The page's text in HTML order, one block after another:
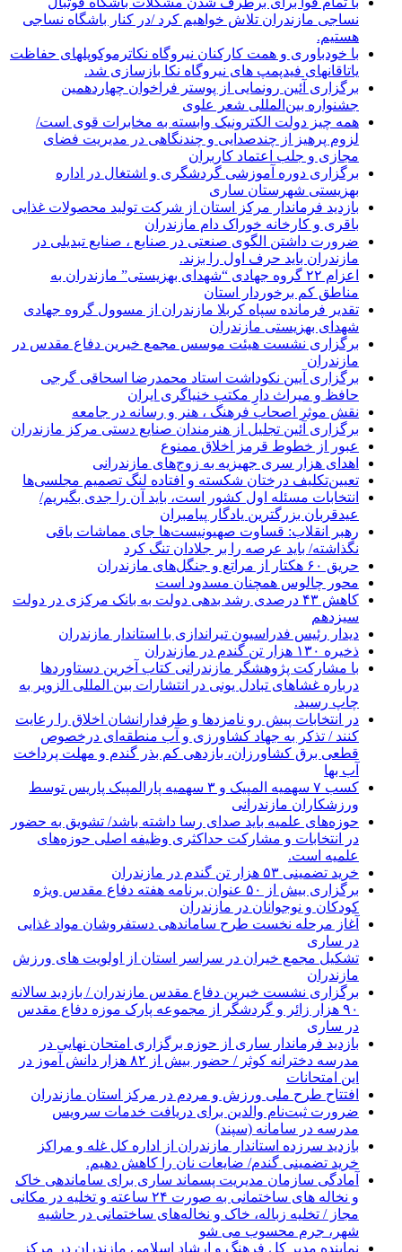
نساجی مازندران تلاش خواهیم کرد /در کنار باشگاه نساجی
هستیم.
با خودباوری و همت کارکنان نیروگاه نکاترموکوپلهای حفاظت
یاتاقانهای فیدپمپ های نیروگاه نکا بازسازی شد.
برگزاری آئین رونمایی از پوستر فراخوان چهاردهمین
جشنواره بین‌المللی شعر علوی
همه چیز دولت الکترونیک وابسته به مخابرات قوی است/
لزوم پرهیز از چندصدایی و چندنگاهی در مدیریت فضای
مجازی و جلب اعتماد کاربران
برگزاری دوره آموزشی گردشگری و اشتغال در اداره
بهزیستی شهرستان ساری
بازدید فرماندار مرکز استان از شرکت تولید محصولات غذایی
باقری و کارخانه خوراک دام مازندران
ضرورت داشتن الگوی صنعتی در صنایع ، صنایع تبدیلی در
مازندران باید حرف اول را بزند.
اعزام ۲۲ گروه جهادی “شهدای بهزیستی” مازندران به
مناطق کم برخوردار استان
تقدیر فرمانده سپاه کربلا مازندران از مسوول گروه جهادی
شهدای بهزیستی مازندران
برگزاری نشست هیئت موسس مجمع خیرین دفاع مقدس در
مازندران
برگزاری آیین نکوداشت استاد محمدرضا اسحاقی گرجی
حافظ و میراث دارِ مکتب خنیاگری ایران
نقش موثر اصحاب فرهنگ ، هنر و رسانه در جامعه
برگزاری آئین تجلیل از هنرمندان صنایع دستی مرکز مازندران
عبور از خطوط قرمز اخلاق ممنوع
اهدای هزار سری جهیزیه به زوج‌های مازندرانی
تعیین‌تکلیف درختان شکسته و افتاده لنگ تصمیم مجلسی‌ها
انتخابات مسئله اول کشور است، باید آن را جدی بگیریم/
عیدقربان بزرگترین یادگار پیامبران
رهبر انقلاب: قساوت صهیونیست‌ها جای مماشات باقی
نگذاشته/ باید عرصه را بر جلادان تنگ کرد
حریق ۶۰ هکتار از مراتع و جنگل‌های مازندران
محور چالوس همچنان مسدود است
کاهش ۴۳ درصدی رشد بدهی دولت به بانک مرکزی در دولت
سیزدهم
دیدار رئیس فدراسیون تیراندازی با استاندار مازندران
ذخیره ۱۳۰ هزار تن گندم در مازندران
با مشارکت پژوهشگر مازندرانی كتاب آخرین دستاوردها
درباره غشاهای تبادل یونی در انتشارات بین المللی الزویر به
چاپ رسید.
در انتخابات پیش رو نامزدها و طرفدارانشان اخلاق را رعایت
کنند / تذکر به جهاد کشاورزی و آب منطقه‌ای درخصوص
قطعی برق کشاورزان، بازدهی کم بذر گندم و مهلت پرداخت
آب بها
کسب ۷ سهمیه المپیک و ۳ سهمیه پارالمپیک پاریس توسط
ورزشکاران مازندرانی
حوزه‌های علمیه باید صدای رسا داشته باشد/ تشویق به حضور
در انتخابات و مشارکت حداکثری وظیفه اصلی حوزه‌های
علمیه است.
خرید تضمینی ۵۳ هزار تن گندم در مازندران
برگزاری بیش از ۵۰ عنوان برنامه هفته دفاع مقدس ویژه
کودکان و نوجوانان در مازندران
آغاز مرحله نخست طرح ساماندهی دستفروشان مواد غذایی
در ساری
تشکیل مجمع خیران در سراسر استان از اولویت های ورزش
مازندران
برگزاری نشست خیرین دفاع مقدس مازندران / بازدید سالانه
۹۰ هزار زائر و گردشگر از مجموعه پارک موزه دفاع مقدس
در ساری
بازدید فرماندار ساری از حوزه برگزاری امتحان نهایی در
مدرسه دخترانه کوثر / حضور بیش از ۸۲ هزار دانش آموز در
این امتحانات
افتتاح طرح ملی ورزش و مردم در مرکز استان مازندران
ضرورت ثبت‌نام والدین برای دریافت خدمات سرویس
مدرسه در سامانه (سپند)
بازدید سرزده استاندار مازندران از اداره کل غله و مراکز
خرید تضمینی گندم/ ضایعات نان را کاهش دهیم.
آمادگی سازمان مدیریت پسماند ساری برای ساماندهی خاک
و نخاله های ساختمانی به صورت ۲۴ ساعته و تخلیه در مکانی
مجاز / تخلیه زباله، خاک و نخاله‌های ساختمانی در حاشیه
شهر، جرم محسوب می شو
نماینده مدیر کل فرهنگ و ارشاد اسلامی مازندران در مرکز